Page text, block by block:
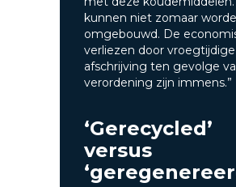
kunnen niet zomaar
omgebouwd. De
verliezen door vroegtijdige
afschrijving ten gevolge
verordening zijn immens.”
‘Gerecycled’
versus